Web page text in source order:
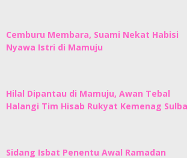
Cemburu Membara, Suami Nekat Habisi
Nyawa Istri di Mamuju
Hilal Dipantau di Mamuju, Awan Tebal
Halangi Tim Hisab Rukyat Kemenag
Sidang Isbat Penentu Awal Ramadan